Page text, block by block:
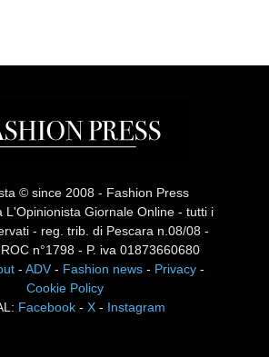
© since 2008 - Fashion Press
L'Opinionista Giornale Online - tutti i
- reg. trib. di Pescara n.08/08 -
n°1798 - P. iva 01873660680
-ADV - Fashion news - Privacy -
Cookie Policy
Facebook -X - Instagram